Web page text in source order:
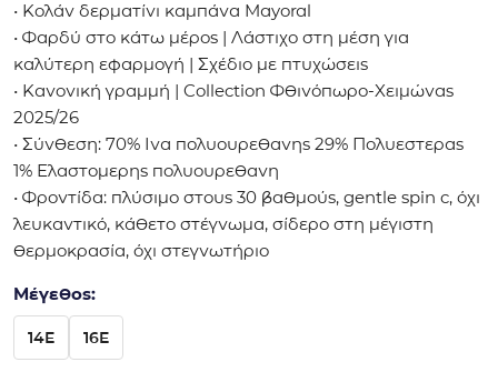
• Κολάν δερματίνι καμπάνα Mayoral
• Φαρδύ στο κάτω μέρος | Λάστιχο στη μέση για
καλύτερη εφαρμογή | Σχέδιο με πτυχώσεις
• Κανονική γραμμή | Collection Φθινόπωρο-Χειμώνας
2025/26
• Σύνθεση: 70% Ινα πολυουρεθανης 29% Πολυεστερας
1% Ελαστομερης πολυουρεθανη
• Φροντίδα: πλύσιμο στους 30 βαθμούς, gentle spin c, όχι
λευκαντικό, κάθετο στέγνωμα, σίδερο στη μέγιστη
θερμοκρασία, όχι στεγνωτήριο
Μέγεθος:
14E 16E